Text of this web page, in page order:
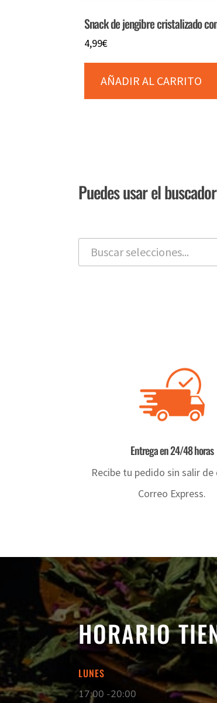
Snack de jengibre cristalizado
4,99€
AÑADIR AL CARRITO
Puedes usar el
Entrega en 24/48 horas
Recibe tu pedido sin salir de
Correo Express.
HORARIO
LUNES
17:00 -20:00